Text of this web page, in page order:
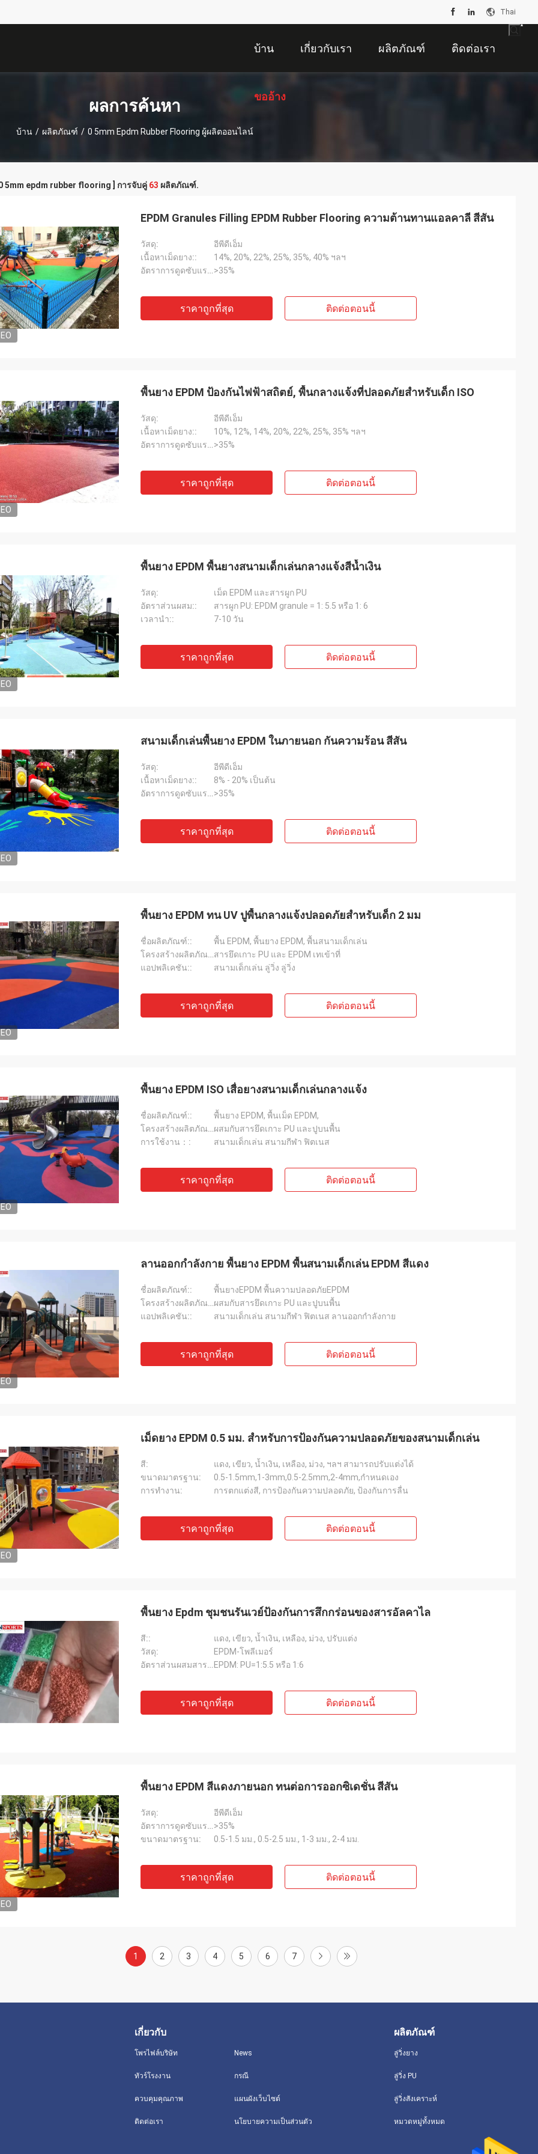
Thai
บ้าน เกี่ยวกับเรา ผลิตภัณฑ์ ติดต่อเรา
ขออ้าง
ผลการค้นหา
บ้าน / ผลิตภัณฑ์ / 0 5mm Epdm Rubber Flooring ผู้ผลิตออนไลน์
5mm epdm rubber flooring ] การจับคู่ 63 ผลิตภัณฑ์.
EPDM Granules Filling EPDM Rubber Flooring ความต้านทานแอลคาลี สีสัน
วัสดุ:
อีพีดีเอ็ม
เนื้อหาเม็ดยาง::
14%, 20%, 22%, 25%, 35%, 40% ฯลฯ
อัตราการดูดซับแรงกระแทก::>35%
ราคาถูกที่สุด ติดต่อตอนนี้
พื้นยาง EPDM ป้องกันไฟฟ้าสถิตย์, พื้นกลางแจ้งที่ปลอดภัยสำหรับเด็ก ISO
วัสดุ:
อีพีดีเอ็ม
เนื้อหาเม็ดยาง::
10%, 12%, 14%, 20%, 22%, 25%, 35% ฯลฯ
อัตราการดูดซับแรงกระแทก::>35%
ราคาถูกที่สุด ติดต่อตอนนี้
พื้นยาง EPDM พื้นยางสนามเด็กเล่นกลางแจ้งสีน้ำเงิน
วัสดุ:
เม็ด EPDM และสารผูก PU
อัตราส่วนผสม::
สารผูก PU: EPDM granule = 1: 5.5 หรือ 1: 6
เวลานำ::
7-10 วัน
ราคาถูกที่สุด ติดต่อตอนนี้
สนามเด็กเล่นพื้นยาง EPDM ในภายนอก กันความร้อน สีสัน
วัสดุ:
อีพีดีเอ็ม
เนื้อหาเม็ดยาง::
8% - 20% เป็นต้น
อัตราการดูดซับแรงกระแทก::>35%
ราคาถูกที่สุด ติดต่อตอนนี้
พื้นยาง EPDM ทน UV ปูพื้นกลางแจ้งปลอดภัยสำหรับเด็ก 2 มม
ชื่อผลิตภัณฑ์::
พื้น EPDM, พื้นยาง EPDM, พื้นสนามเด็กเล่น
โครงสร้างผลิตภัณฑ์:::สารยึดเกาะ PU และ EPDM เทเข้าที่
แอปพลิเคชัน::
สนามเด็กเล่น ลู่วิ่ง ลู่วิ่ง
ราคาถูกที่สุด ติดต่อตอนนี้
พื้นยาง EPDM ISO เสื่อยางสนามเด็กเล่นกลางแจ้ง
ชื่อผลิตภัณฑ์::
พื้นยาง EPDM, พื้นเม็ด EPDM,
โครงสร้างผลิตภัณฑ์:::ผสมกับสารยึดเกาะ PU และปูบนพื้น
การใช้งาน：:
สนามเด็กเล่น สนามกีฬา ฟิตเนส
ราคาถูกที่สุด ติดต่อตอนนี้
ลานออกกำลังกาย พื้นยาง EPDM พื้นสนามเด็กเล่น EPDM สีแดง
ชื่อผลิตภัณฑ์::
พื้นยางEPDM พื้นความปลอดภัยEPDM
โครงสร้างผลิตภัณฑ์:::ผสมกับสารยึดเกาะ PU และปูบนพื้น
แอปพลิเคชัน::
สนามเด็กเล่น สนามกีฬา ฟิตเนส ลานออกกำลังกาย
ราคาถูกที่สุด ติดต่อตอนนี้
เม็ดยาง EPDM 0.5 มม. สำหรับการป้องกันความปลอดภัยของสนามเด็กเล่น
สี:
แดง, เขียว, น้ำเงิน, เหลือง, ม่วง, ฯลฯ สามารถปรับแต่งได้
ขนาดมาตรฐาน:
0.5-1.5mm,1-3mm,0.5-2.5mm,2-4mm,กำหนดเอง
การทำงาน:
การตกแต่งสี, การป้องกันความปลอดภัย, ป้องกันการลื่น
ราคาถูกที่สุด ติดต่อตอนนี้
พื้นยาง Epdm ชุมชนรันเวย์ป้องกันการสึกกร่อนของสารอัลคาไล
สี::
แดง, เขียว, น้ำเงิน, เหลือง, ม่วง, ปรับแต่ง
วัสดุ:
EPDM-โพลีเมอร์
อัตราส่วนผสมสารผูก EPDM และ PU: EPDM: PU=1:5.5 หรือ 1:6
ราคาถูกที่สุด ติดต่อตอนนี้
พื้นยาง EPDM สีแดงภายนอก ทนต่อการออกซิเดชั่น สีสัน
วัสดุ:
อีพีดีเอ็ม
อัตราการดูดซับแรงกระแทก:>35%
ขนาดมาตรฐาน:
0.5-1.5 มม., 0.5-2.5 มม., 1-3 มม., 2-4 มม.
ราคาถูกที่สุด ติดต่อตอนนี้
1 2 3 4 5 6 7
เกี่ยวกับ
โพรไฟล์บริษัท
ทัวร์โรงงาน
ควบคุมคุณภาพ
ติดต่อเรา
News
กรณี
แผนผังเว็บไซต์
นโยบายความเป็นส่วนตัว
ผลิตภัณฑ์
ลู่วิ่งยาง
ลู่วิ่ง PU
ลู่วิ่งสังเคราะห์
หมวดหมู่ทั้งหมด